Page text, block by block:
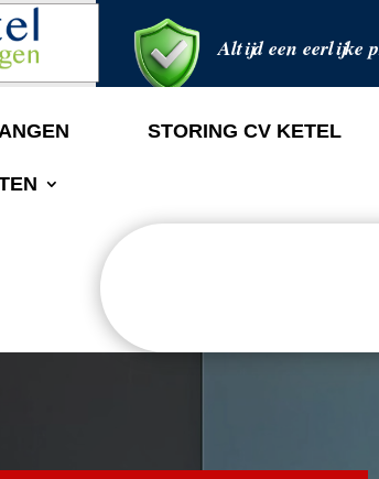
Altijd een eerlijke
STORING CV KETEL